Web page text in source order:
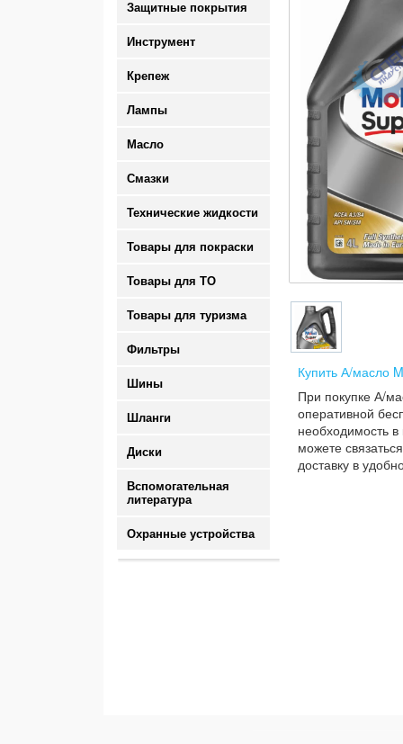
Защитные покрытия
Инструмент
Крепеж
Лампы
Масло
Смазки
Технические жидкости
Товары для покраски
Товары для ТО
Товары для туризма
Фильтры
Шины
Шланги
Диски
Вспомогательная
литература
Охранные устройства
Купить А/масло
При покупке А/
оперативной
необходимость
можете
доставку в